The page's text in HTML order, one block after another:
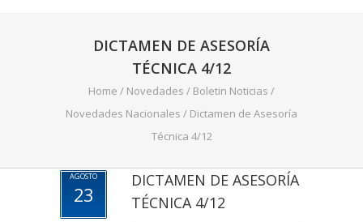
DICTAMEN DE ASESORÍA
TÉCNICA 4/12
Home / Novedades / Boletin Noticias /
Novedades Nacionales / Dictamen de Asesoría
Técnica 4/12
AGOSTO
23
DICTAMEN DE ASESORÍA
TÉCNICA 4/12